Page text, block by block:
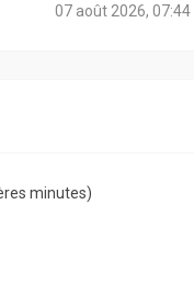
le
07 août 2026, 07:44
minutes)